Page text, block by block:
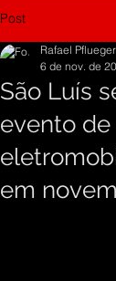
Post
São Luís
evento de
em
Rafael Pflueger
6 de nov. de